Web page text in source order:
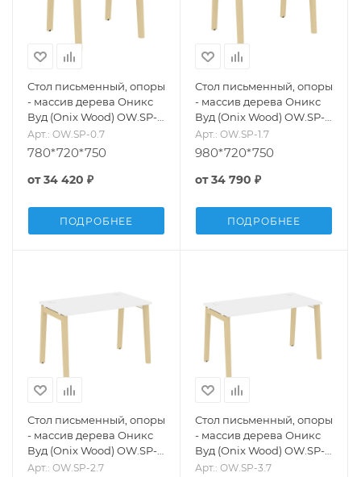
Стол письменный, опоры
- массив дерева Оникс
Вуд (Onix Wood) OW.SP-
0.7
Арт.: OW.SP-0.7
780*720*750
от34 420 ₽
ПОДРОБНЕЕ
Стол письменный, опоры
- массив дерева Оникс
Вуд (Onix Wood) OW.SP-
1.7
Арт.: OW.SP-1.7
980*720*750
от34 790 ₽
ПОДРОБНЕЕ
Стол письменный, опоры
- массив дерева Оникс
Вуд (Onix Wood) OW.SP-
2.7
Арт.: OW.SP-2.7
Стол письменный, опоры
- массив дерева Оникс
Вуд (Onix Wood) OW.SP-
3.7
Арт.: OW.SP-3.7